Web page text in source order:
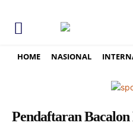
HOME NASIONAL
Pendaftaran